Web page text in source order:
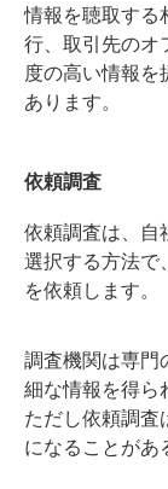
情報を聴取する
行、取引先のオ
度の高い情報を
あります。
依頼調査
依頼調査は、自
選択する方法で
を依頼します。
調査機関は専門
細な情報を得ら
ただし依頼調査
になることがあ